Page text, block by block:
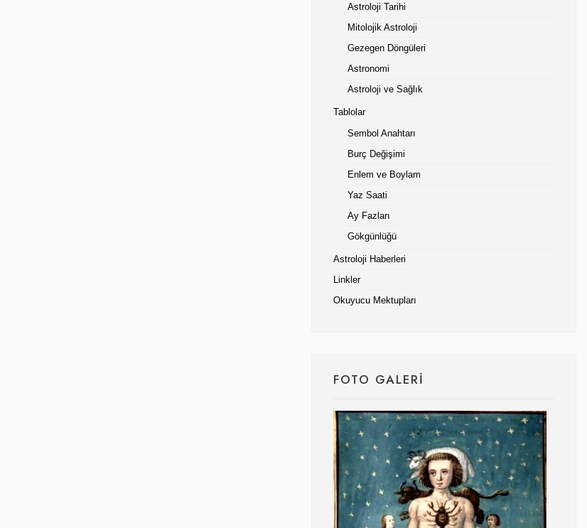
Astroloji Tarihi
Mitolojik Astroloji
Gezegen Döngüleri
Astronomi
Astroloji ve Sağlık
Tablolar
Sembol Anahtarı
Burç Değişimi
Enlem ve Boylam
Yaz Saati
Ay Fazları
Gökgünlüğü
Astroloji Haberleri
Linkler
Okuyucu Mektupları
FOTO GALERI